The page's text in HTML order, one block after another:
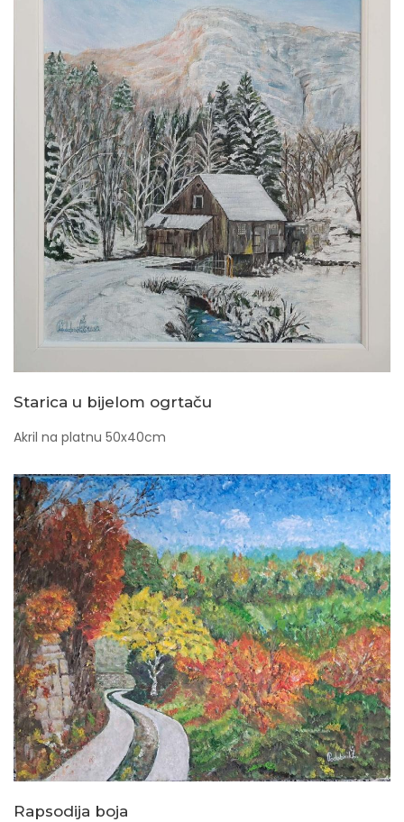
Starica u bijelom ogrtaču
Akril na platnu 50x40cm
Rapsodija boja